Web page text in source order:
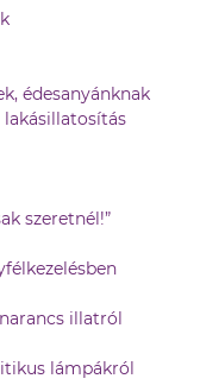
édesanyánknak
szeretnél!”
illatról
lámpákról